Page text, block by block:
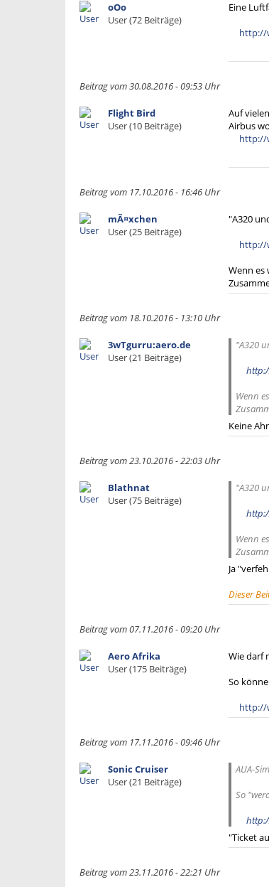
oOo
User (72 Beiträge)
Eine
http://
Beitrag vom 30.08.2016 - 09:53 Uhr
Flight Bird
User (10 Beiträge)
Auf
Airbus
http://
Beitrag vom 17.10.2016 - 16:46 Uhr
mÃ¤xchen
User (25 Beiträge)
"A320
http://
Wenn es
Beitrag vom 18.10.2016 - 13:10 Uhr
3wTgurru:aero.de
User (21 Beiträge)
"A320
Wenn
Keine
Beitrag vom 23.10.2016 - 22:03 Uhr
Blathnat
User (75 Beiträge)
"A320
Wenn
Ja
Dieser
Beitrag vom 07.11.2016 - 09:20 Uhr
Aero Afrika
User (175 Beiträge)
Wie darf
So
http://
Beitrag vom 17.11.2016 - 09:46 Uhr
Sonic Cruiser
User (21 Beiträge)
AUA-
So
"Ticket
Beitrag vom 23.11.2016 - 22:21 Uhr